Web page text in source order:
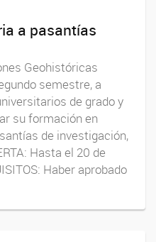
a pasantías
Geohistóricas
semestre, a
de grado y
su formación en
de investigación,
Hasta el 20 de
Haber aprobado